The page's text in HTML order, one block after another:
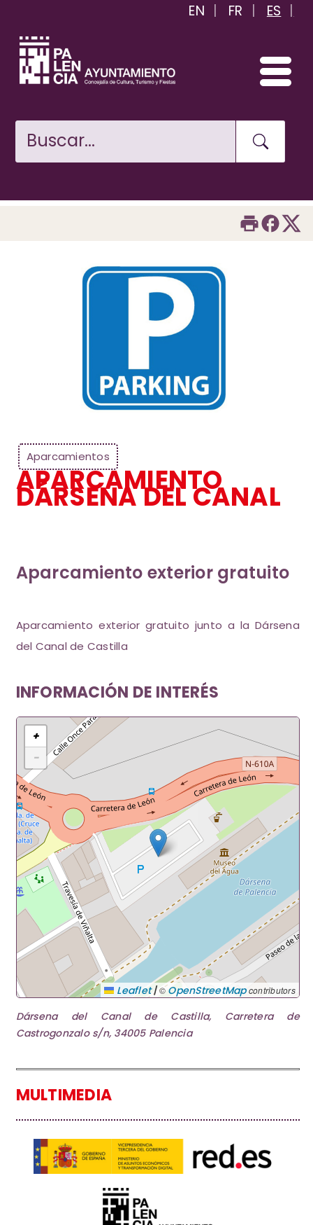
EN FR ES
Aparcamientos
APARCAMIENTO
DÁRSENA DEL CANAL
Aparcamiento exterior gratuito
Aparcamiento exterior gratuito junto a la Dársena
del Canal de Castilla
INFORMACIÓN DE INTERÉS
+
−
Leaflet|©OpenStreetMapcontributors
Dársena del Canal de Castilla, Carretera de
Castrogonzalo s/n, 34005 Palencia
MULTIMEDIA